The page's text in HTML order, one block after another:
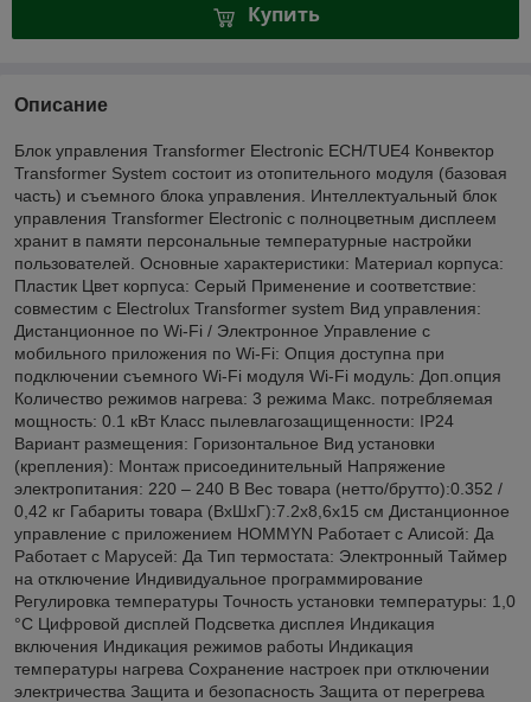
Купить
Описание
Блок управления Transformer Electronic ECH/TUE4 Конвектор
Transformer System состоит из отопительного модуля (базовая
часть) и съемного блока управления. Интеллектуальный блок
управления Transformer Electronic с полноцветным дисплеем
хранит в памяти персональные температурные настройки
пользователей. Основные характеристики: Материал корпуса:
Пластик Цвет корпуса: Серый Применение и соответствие:
совместим с Electrolux Transformer system Вид управления:
Дистанционное по Wi-Fi / Электронное Управление c
мобильного приложения по Wi-Fi: Опция доступна при
подключении съемного Wi-Fi модуля Wi-Fi модуль: Доп.опция
Количество режимов нагрева: 3 режима Макс. потребляемая
мощность: 0.1 кВт Класс пылевлагозащищенности: IP24
Вариант размещения: Горизонтальное Вид установки
(крепления): Монтаж присоединительный Напряжение
электропитания: 220 – 240 В Вес товара (нетто/брутто):0.352 /
0,42 кг Габариты товара (ВхШхГ):7.2х8,6х15 см Дистанционное
управление с приложением HOMMYN Работает с Алисой: Да
Работает с Марусей: Да Тип термостата: Электронный Таймер
на отключение Индивидуальное программирование
Регулировка температуры Точность установки температуры: 1,0
°С Цифровой дисплей Подсветка дисплея Индикация
включения Индикация режимов работы Индикация
температуры нагрева Сохранение настроек при отключении
электричества Защита и безопасность Защита от перегрева